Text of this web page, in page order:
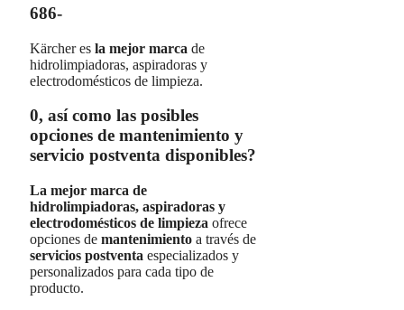
686-
Kärcher es la mejor marca de
hidrolimpiadoras, aspiradoras y
electrodomésticos de limpieza.
0, así como las posibles
opciones de mantenimiento y
servicio postventa disponibles?
La mejor marca de
hidrolimpiadoras, aspiradoras y
electrodomésticos de limpieza ofrece
opciones de mantenimiento a través de
servicios postventa especializados y
personalizados para cada tipo de
producto.